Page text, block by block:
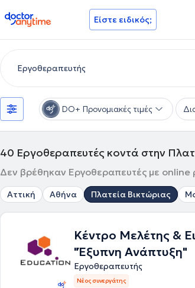
doctoranytime Είστε ειδικός;
DO+ Προνομιακές τιμές
40 Εργοθεραπευτές κοντά στην
Δεν βρέθηκαν Εργοθεραπευτές με online
Αττική Αθήνα Πλατεία Βικτώριας
Κέντρο Μελέτης &
"Έξυπνη Ανάπτυξη"
Εργοθεραπευτής
Νέος συνεργάτης